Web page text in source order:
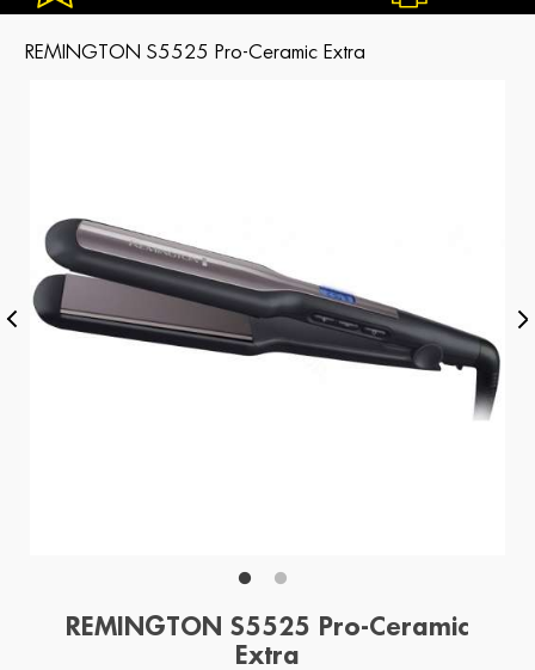
REMINGTON S5525 Pro-Ceramic Extra
REMINGTON S5525 Pro-Ceramic
Extra